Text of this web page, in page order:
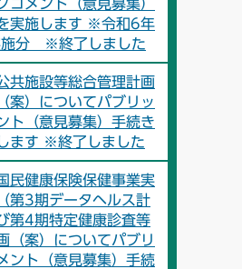
コメント（意見募集）
実施します ※令和6年
施分 ※終了しました
共施設等総合管理計画
案）についてパブリッ
ト（意見募集）手続き
ます ※終了しました
民健康保険保健事業実
第3期データヘルス計
第4期特定健康診査等
（案）についてパブリ
ント（意見募集）手続